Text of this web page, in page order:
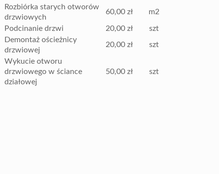
Rozbiórka starych otworów
drzwiowych
60,00 zł m2
Podcinanie drzwi 20,00 zł
szt
Demontaż ościeżnicy
drzwiowej
20,00 zł szt
Wykucie otworu
drzwiowego w ściance
działowej
50,00 zł szt